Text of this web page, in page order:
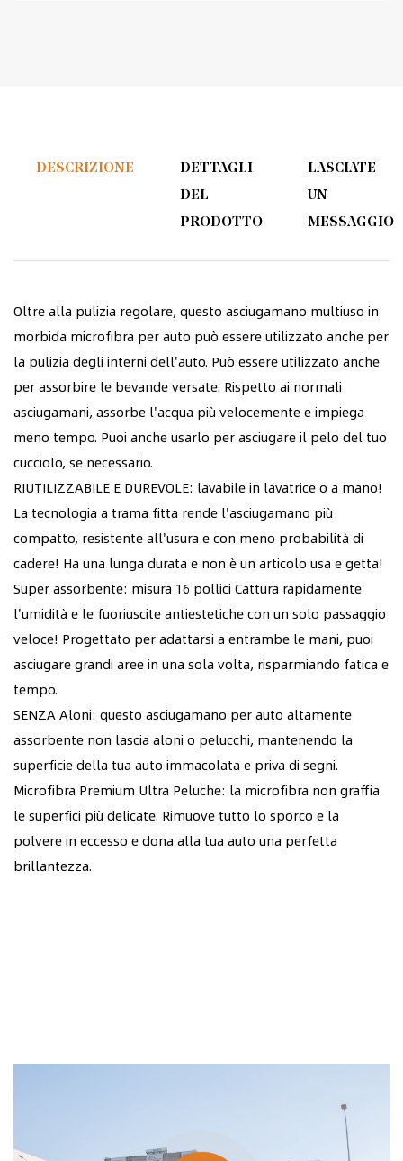
DESCRIZIONE
DETTAGLI
DEL
PRODOTTO
LASCIATE
UN
MESSAGGIO
Oltre alla pulizia regolare, questo asciugamano multiuso in
morbida microfibra per auto può essere utilizzato anche per
la pulizia degli interni dell'auto. Può essere utilizzato anche
per assorbire le bevande versate. Rispetto ai normali
asciugamani, assorbe l'acqua più velocemente e impiega
meno tempo. Puoi anche usarlo per asciugare il pelo del tuo
cucciolo, se necessario.
RIUTILIZZABILE E DUREVOLE: lavabile in lavatrice o a mano!
La tecnologia a trama fitta rende l'asciugamano più
compatto, resistente all'usura e con meno probabilità di
cadere! Ha una lunga durata e non è un articolo usa e getta!
Super assorbente: misura 16 pollici Cattura rapidamente
l'umidità e le fuoriuscite antiestetiche con un solo passaggio
veloce! Progettato per adattarsi a entrambe le mani, puoi
asciugare grandi aree in una sola volta, risparmiando fatica e
tempo.
SENZA Aloni: questo asciugamano per auto altamente
assorbente non lascia aloni o pelucchi, mantenendo la
superficie della tua auto immacolata e priva di segni.
Microfibra Premium Ultra Peluche: la microfibra non graffia
le superfici più delicate. Rimuove tutto lo sporco e la
polvere in eccesso e dona alla tua auto una perfetta
brillantezza.